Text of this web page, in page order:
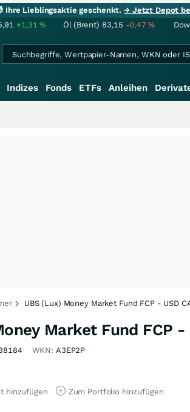
Ihre Lieblingsaktie geschenkt.→ Jetzt Depot
+1,31% Öl (Brent) 83,15 -0,47%
Indizes Fonds ETFs Anleihen
UBS (Lux) Money Market Fund FCP - USD
Market Fund FCP -
WKN: A3EP2P
hinzufügen Zum Portfolio hinzufügen